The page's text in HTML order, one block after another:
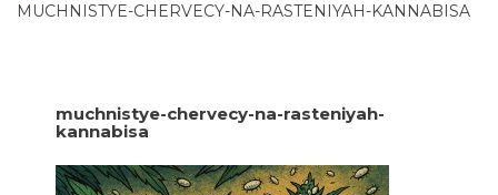
MUCHNISTYE-CHERVECY-NA-RASTENIYAH-KANNABISA
muchnistye-chervecy-na-rasteniyah-
kannabisa